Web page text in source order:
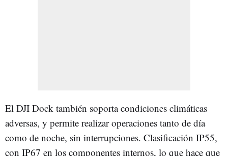
El DJI Dock también soporta condiciones climáticas
adversas, y permite realizar operaciones tanto de día
como de noche, sin interrupciones. Clasificación IP55,
con IP67 en los componentes internos, lo que hace que